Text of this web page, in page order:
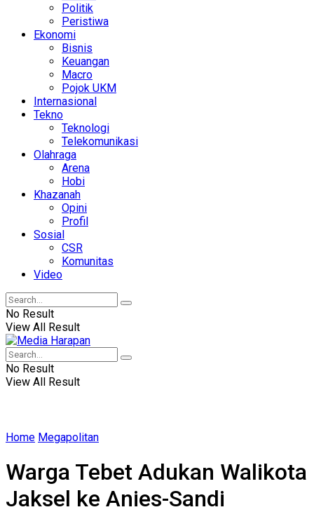
Politik
Peristiwa
Ekonomi
Bisnis
Keuangan
Macro
Pojok UKM
Internasional
Tekno
Teknologi
Telekomunikasi
Olahraga
Arena
Hobi
Khazanah
Opini
Profil
Sosial
CSR
Komunitas
Video
No Result
View All Result
No Result
View All Result
Home Megapolitan
Warga Tebet Adukan Walikota
Jaksel ke Anies-Sandi